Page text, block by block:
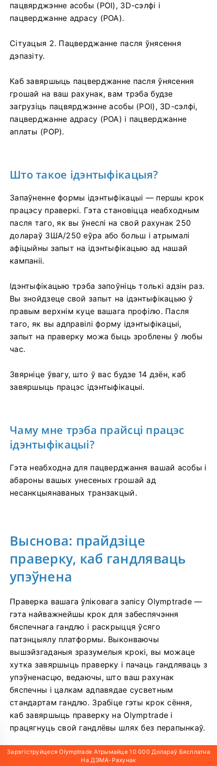
пацвярджэнне асобы (POI), 3D-сэлфі і
пацверджанне адрасу (POA).
Сітуацыя 2. Пацверджанне пасля ўнясення
дэпазіту.
Каб завяршыць пацверджанне пасля ўнясення
грошай на ваш рахунак, вам трэба будзе
загрузіць пацвярджэнне асобы (POI), 3D-сэлфі,
пацверджанне адрасу (POA) і пацверджанне
аплаты (POP).
Што такое ідэнтыфікацыя?
Запаўненне формы ідэнтыфікацыі — першы крок
працэсу праверкі. Гэта становіцца неабходным
пасля таго, як вы ўнеслі на свой рахунак 250
долараў ЗША/250 еўра або больш і атрымалі
афіцыйны запыт на ідэнтыфікацыю ад нашай
кампаніі.
Ідэнтыфікацыю трэба запоўніць толькі адзін раз.
Вы знойдзеце свой запыт на ідэнтыфікацыю ў
правым верхнім куце вашага профілю. Пасля
таго, як вы адправілі форму ідэнтыфікацыі,
запыт на праверку можа быць зроблены ў любы
час.
Звярніце ўвагу, што ў вас будзе 14 дзён, каб
завяршыць працэс ідэнтыфікацыі.
Чаму мне трэба прайсці працэс
ідэнтыфікацыі?
Гэта неабходна для пацверджання вашай асобы і
абароны вашых унесеных грошай ад
несанкцыянаваных транзакцый.
Выснова: прайдзіце
праверку, каб гандляваць
упэўнена
Праверка вашага ўліковага запісу Olymptrade —
гэта найважнейшы крок для забеспячэння
бяспечнага гандлю і раскрыцця ўсяго
патэнцыялу платформы. Выконваючы
вышэйзгаданыя зразумелыя крокі, вы можаце
хутка завяршыць праверку і пачаць гандляваць з
упэўненасцю, ведаючы, што ваш рахунак
бяспечны і цалкам адпавядае сусветным
стандартам гандлю. Зрабіце гэты крок сёння,
каб завяршыць праверку на Olymptrade і
працягнуць свой гандлёвы шлях без перапынкаў.
Зарэгіструйцеся Olymptrade Атрымайце 10 000 Долараў Бясплатна
На ДЭМА-Рахунак